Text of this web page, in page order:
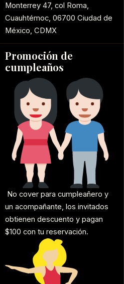
Monterrey 47, col Roma,
Cuauhtémoc, 06700 Ciudad de
México, CDMX
Promoción de
cumpleaños
No cover para cumpleañero y
un acompañante, los invitados
obtienen descuento y pagan
$100 con tu reservación.